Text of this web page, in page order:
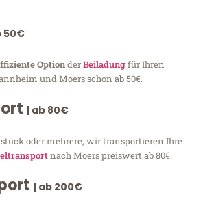
50€
OptionderBeiladungfür Ihren
und Moers schon ab 50€.
| ab 80€
oder mehrere, wir transportieren Ihre
nach Moers preiswert ab 80€.
| ab 200€